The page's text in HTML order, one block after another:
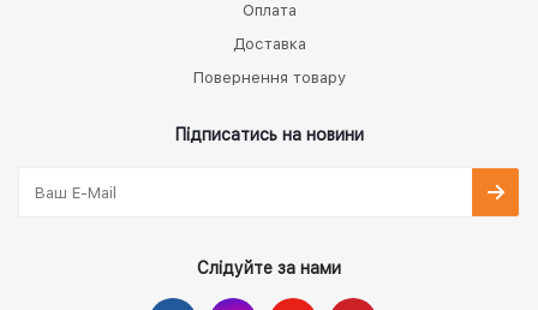
Оплата
Доставка
Повернення товару
Підписатись на новини
Слідуйте за нами